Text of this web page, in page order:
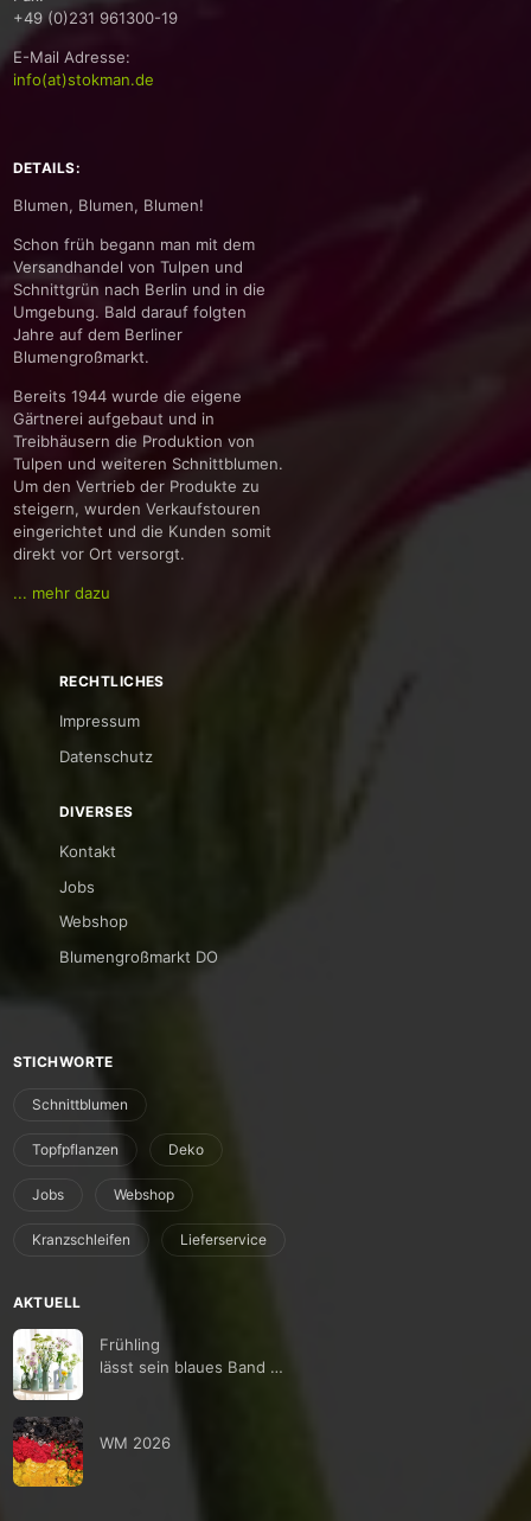
+49 (0)231 961300-19
E-Mail Adresse:
info(at)stokman.de
DETAILS:
Blumen, Blumen, Blumen!
Schon früh begann man mit dem
Versandhandel von Tulpen und
Schnittgrün nach Berlin und in die
Umgebung. Bald darauf folgten
Jahre auf dem Berliner
Blumengroßmarkt.
Bereits 1944 wurde die eigene
Gärtnerei aufgebaut und in
Treibhäusern die Produktion von
Tulpen und weiteren Schnittblumen.
Um den Vertrieb der Produkte zu
steigern, wurden Verkaufstouren
eingerichtet und die Kunden somit
direkt vor Ort versorgt.
... mehr dazu
RECHTLICHES
Impressum
Datenschutz
DIVERSES
Kontakt
Jobs
Webshop
Blumengroßmarkt DO
STICHWORTE
Schnittblumen
Topfpflanzen Deko
Jobs Webshop
Kranzschleifen Lieferservice
AKTUELL
Frühling
lässt sein blaues Band …
WM 2026